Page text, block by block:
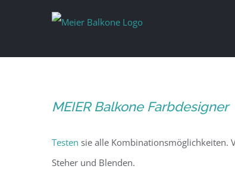
MEIER Balkone Farbdesigner
Testen sie alle Kombinationsmöglichkeiten.
Steher und Blenden.